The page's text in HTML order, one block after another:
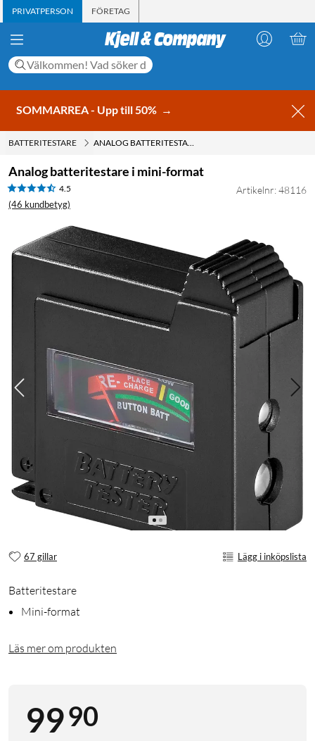
PRIVATPERSON FÖRETAG
SOMMARREA - Upp till 50% →
BATTERITESTARE ANALOG BATTERITESTARE I MINI-FORMAT
Analog batteritestare i mini-format
4.5
(46 kundbetyg)
Artikelnr: 48116
67 gillar Lägg i inköpslista
Batteritestare
Mini-format
Läs mer om produkten
9990